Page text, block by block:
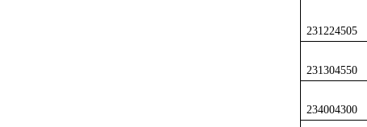
231224505
231304550
234004300